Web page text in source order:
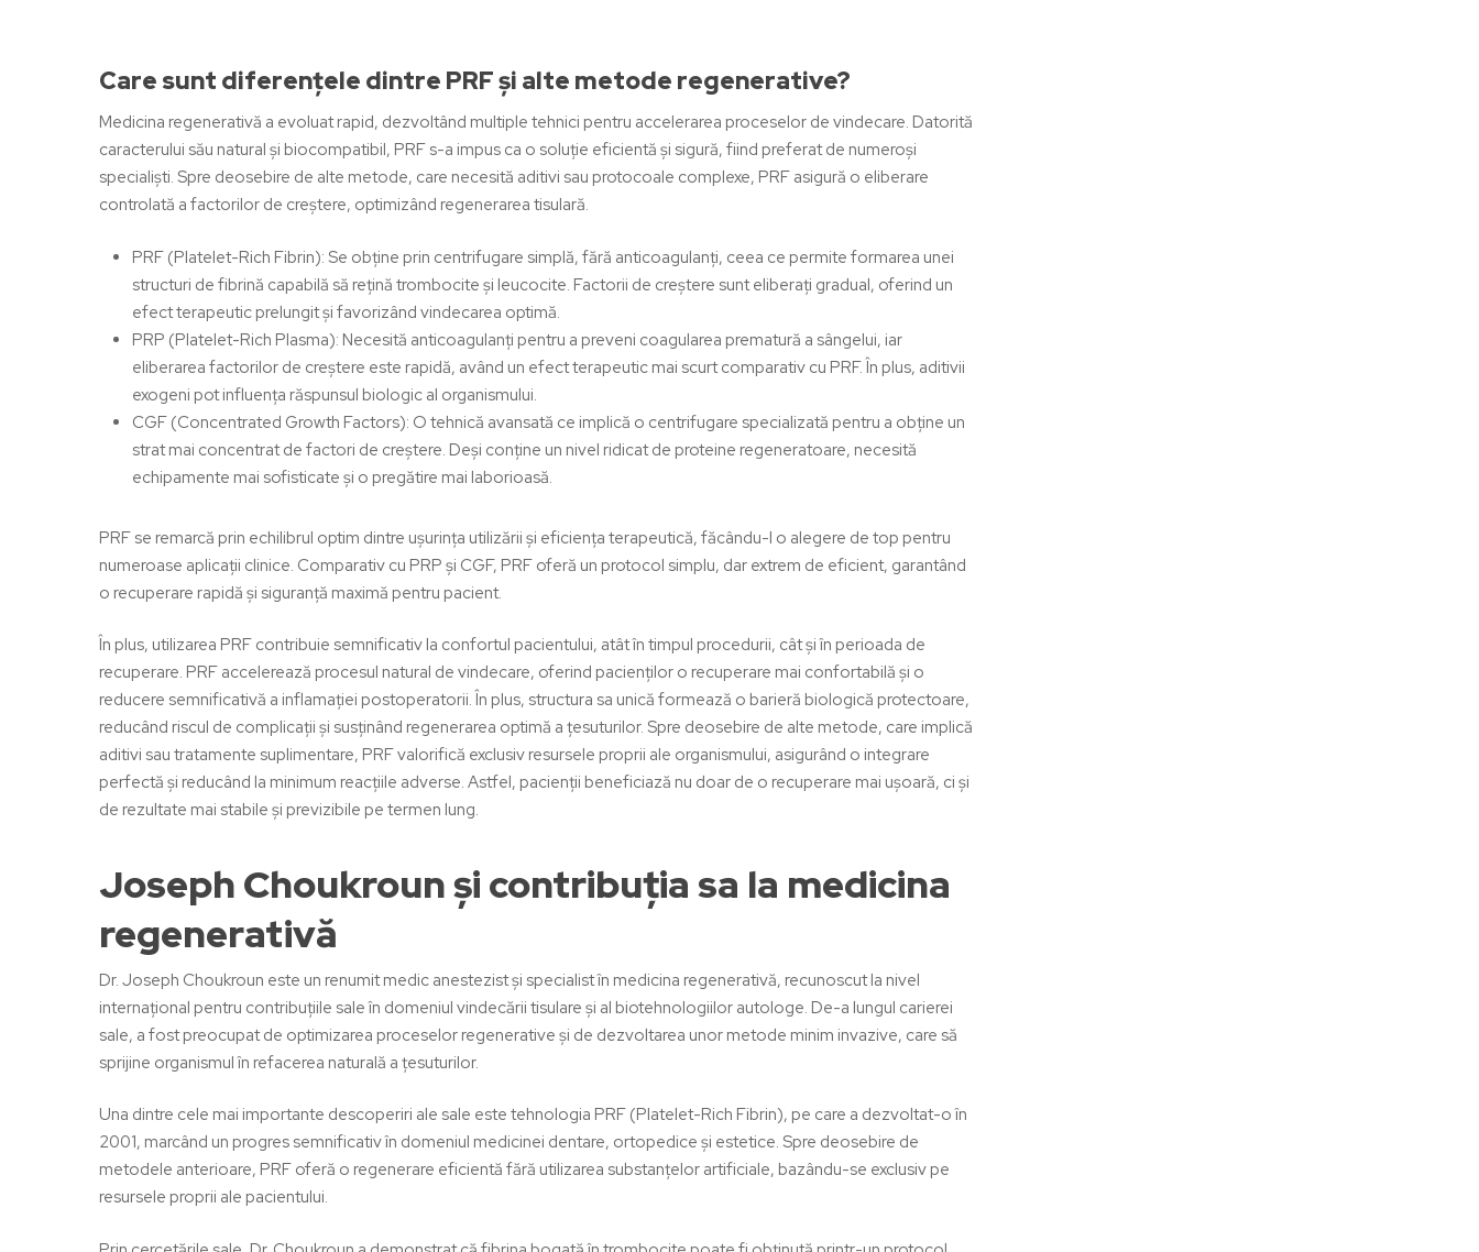
Care sunt diferențele dintre PRF și alte metode regenerative?
Medicina regenerativă a evoluat rapid, dezvoltând multiple tehnici pentru accelerarea proceselor de vindecare. Datorită
caracterului său natural și biocompatibil, PRF s-a impus ca o soluție eficientă și sigură, fiind preferat de numeroși
specialiști. Spre deosebire de alte metode, care necesită aditivi sau protocoale complexe, PRF asigură o eliberare
controlată a factorilor de creștere, optimizând regenerarea tisulară.
PRF (Platelet-Rich Fibrin): Se obține prin centrifugare simplă, fără anticoagulanți, ceea ce permite formarea unei
structuri de fibrină capabilă să rețină trombocite și leucocite. Factorii de creștere sunt eliberați gradual, oferind un
efect terapeutic prelungit și favorizând vindecarea optimă.
PRP (Platelet-Rich Plasma): Necesită anticoagulanți pentru a preveni coagularea prematură a sângelui, iar
eliberarea factorilor de creștere este rapidă, având un efect terapeutic mai scurt comparativ cu PRF. În plus, aditivii
exogeni pot influența răspunsul biologic al organismului.
CGF (Concentrated Growth Factors): O tehnică avansată ce implică o centrifugare specializată pentru a obține un
strat mai concentrat de factori de creștere. Deși conține un nivel ridicat de proteine regeneratoare, necesită
echipamente mai sofisticate și o pregătire mai laborioasă.
PRF se remarcă prin echilibrul optim dintre ușurința utilizării și eficiența terapeutică, făcându-l o alegere de top pentru
numeroase aplicații clinice. Comparativ cu PRP și CGF, PRF oferă un protocol simplu, dar extrem de eficient, garantând
o recuperare rapidă și siguranță maximă pentru pacient.
În plus, utilizarea PRF contribuie semnificativ la confortul pacientului, atât în timpul procedurii, cât și în perioada de
recuperare. PRF accelerează procesul natural de vindecare, oferind pacienților o recuperare mai confortabilă și o
reducere semnificativă a inflamației postoperatorii. În plus, structura sa unică formează o barieră biologică protectoare,
reducând riscul de complicații și susținând regenerarea optimă a țesuturilor. Spre deosebire de alte metode, care implică
aditivi sau tratamente suplimentare, PRF valorifică exclusiv resursele proprii ale organismului, asigurând o integrare
perfectă și reducând la minimum reacțiile adverse. Astfel, pacienții beneficiază nu doar de o recuperare mai ușoară, ci și
de rezultate mai stabile și previzibile pe termen lung.
Joseph Choukroun și contribuția sa la medicina
regenerativă
Dr. Joseph Choukroun este un renumit medic anestezist și specialist în medicina regenerativă, recunoscut la nivel
internațional pentru contribuțiile sale în domeniul vindecării tisulare și al biotehnologiilor autologe. De-a lungul carierei
sale, a fost preocupat de optimizarea proceselor regenerative și de dezvoltarea unor metode minim invazive, care să
sprijine organismul în refacerea naturală a țesuturilor.
Una dintre cele mai importante descoperiri ale sale este tehnologia PRF (Platelet-Rich Fibrin), pe care a dezvoltat-o în
2001, marcând un progres semnificativ în domeniul medicinei dentare, ortopedice și estetice. Spre deosebire de
metodele anterioare, PRF oferă o regenerare eficientă fără utilizarea substanțelor artificiale, bazându-se exclusiv pe
resursele proprii ale pacientului.